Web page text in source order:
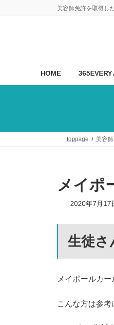
ッ
移
美容師免許を取得し
HOME 365EVERY
toppage 美容
メイポ
2020年7月17
生徒さ
メイポールカ
こんな方は参考